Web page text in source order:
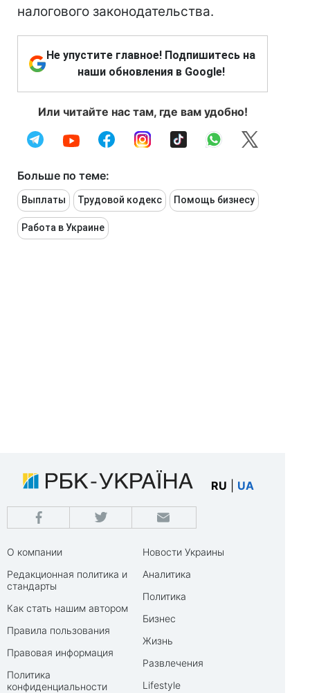
налогового законодательства.
Не упустите главное! Подпишитесь на
наши обновления в Google!
Или читайте нас там, где вам удобно!
Больше по теме:
Выплаты Трудовой кодекс Помощь бизнесу
Работа в Украине
RU UA
О компании
Редакционная политика и
стандарты
Как стать нашим автором
Правила пользования
Правовая информация
Политика
конфиденциальности
Новости Украины
Аналитика
Политика
Бизнес
Жизнь
Развлечения
Lifestyle